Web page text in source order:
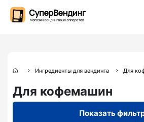
Ингредиенты для вендинга Для
Для кофемашин
Показать